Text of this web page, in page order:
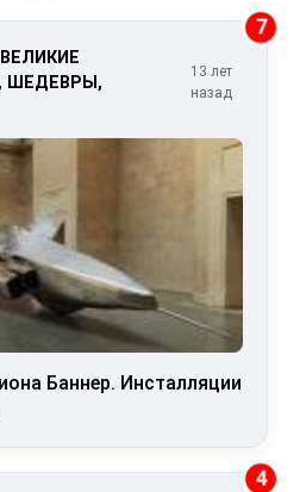
7
ШЕДЕВРЫ,
13 лет
назад
Баннер. Инсталляции
4